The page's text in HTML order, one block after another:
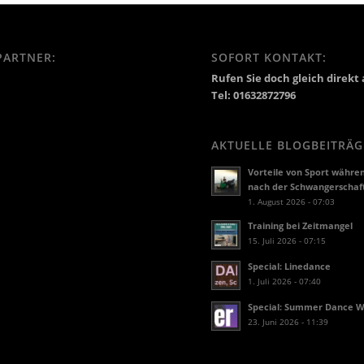
SOFORT KONTAKT:
Rufen Sie doch gleich direkt
Tel: 01632872796
AKTUELLE
Vorteile von Sport
nach der
1. August 2026 - 07:03
Training bei Zeitmangel
15. Juli 2026 - 07:15
Special: Linedance
1. Juli 2026 - 07:40
Special: Summer Dance
23. Juni 2026 - 11:39